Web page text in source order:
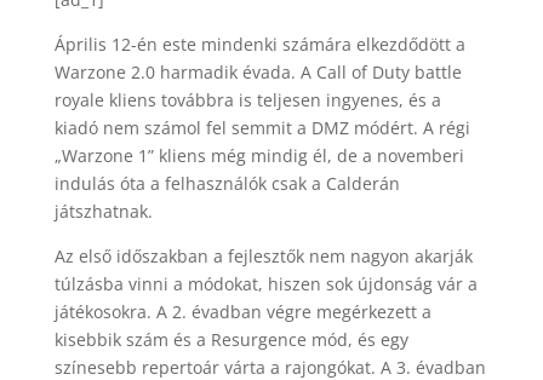
Április 12-én este mindenki számára elkezdődött a
Warzone 2.0 harmadik évada. A Call of Duty battle
royale kliens továbbra is teljesen ingyenes, és a
kiadó nem számol fel semmit a DMZ módért. A régi
„Warzone 1” kliens még mindig él, de a novemberi
indulás óta a felhasználók csak a Calderán
játszhatnak.
Az első időszakban a fejlesztők nem nagyon akarják
túlzásba vinni a módokat, hiszen sok újdonság vár a
játékosokra. A 2. évadban végre megérkezett a
kisebbik szám és a Resurgence mód, és egy
színesebb repertoár várta a rajongókat. A 3. évadban